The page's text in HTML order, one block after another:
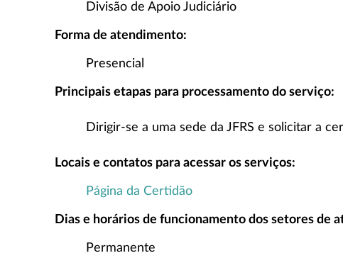
Divisão de Apoio Judiciário
Forma de atendimento:
Presencial
Principais etapas para processamento do serviço:
Dirigir-se a uma sede da JFRS e solicitar a
Locais e contatos para acessar os serviços:
Página da Certidão
Dias e horários de funcionamento dos setores de
Permanente